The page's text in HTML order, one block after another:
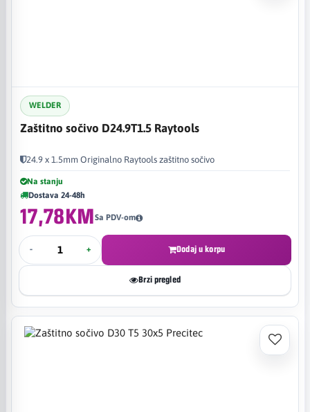
WELDER
Zaštitno sočivo D24.9T1.5 Raytools
24.9 x 1.5mm Originalno Raytools zaštitno sočivo
Na stanju
Dostava 24-48h
17,78KMSa PDV-om
- + Dodaj u korpu
Brzi pregled